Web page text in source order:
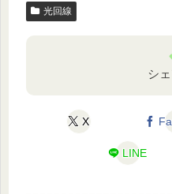
光回線
シ
X
LINE